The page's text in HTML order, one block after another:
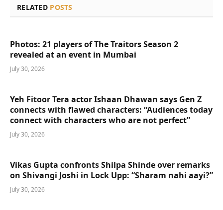
RELATED POSTS
Photos: 21 players of The Traitors Season 2
revealed at an event in Mumbai
July 30, 2026
Yeh Fitoor Tera actor Ishaan Dhawan says Gen Z
connects with flawed characters: “Audiences today
connect with characters who are not perfect”
July 30, 2026
Vikas Gupta confronts Shilpa Shinde over remarks
on Shivangi Joshi in Lock Upp: “Sharam nahi aayi?”
July 30, 2026